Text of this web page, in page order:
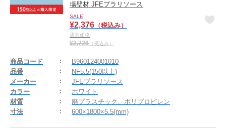
場壁材 JFEプラリソース
SALE
¥2,376 （税込み）
通常価格
¥2,728 （税込み）
商品コード
B960124001010
品番
NF5.5(150以上)
メーカー
JFEプラリソース
カラー
ホワイト
材質
廃プラスチック、ポリプロピレン
寸法
600×1800×5.5(mm)